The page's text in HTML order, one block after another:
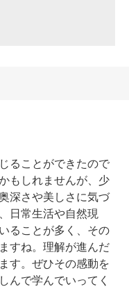
ることができたので
もしれませんが、少
深さや美しさに気づ
日常生活や自然現
ることが多く、その
すね。理解が進んだ
す。ぜひその感動を
んで学んでいってく